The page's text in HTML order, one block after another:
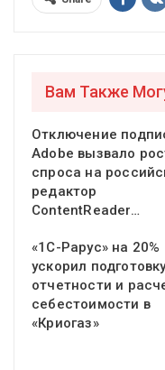
Вам Также
Отключение
Adobe вызвало
спроса на
редактор
ContentReader…
«1С-Рарус» на 20%
ускорил
отчетности и
себестоимости в
«Криогаз»